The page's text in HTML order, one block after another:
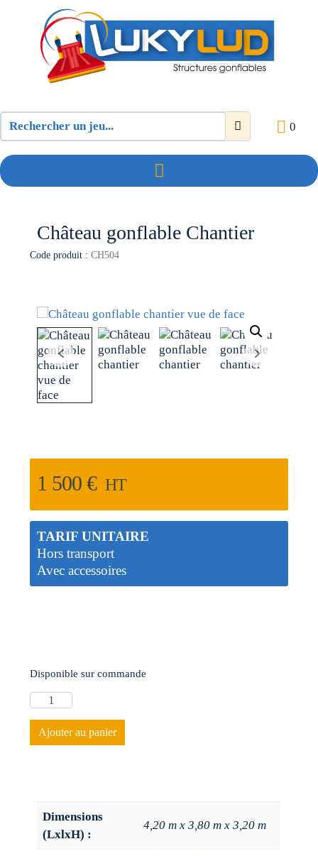
0
Château gonflable Chantier
Code produit : CH504
1 500€ HT
TARIF UNITAIRE
Hors transport
Avec accessoires
Disponible sur commande
Ajouter au panier
Dimensions
(LxlxH) :
4,20 m x 3,80 m x 3,20 m